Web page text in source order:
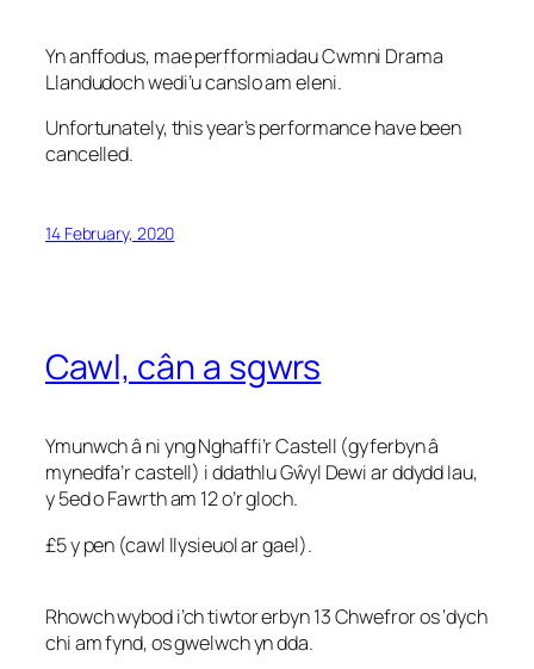
Yn anffodus, mae perfformiadau Cwmni Drama
Llandudoch wedi’u canslo am eleni.
Unfortunately, this year’s performance have been
cancelled.
14 February, 2020
Cawl, cân a sgwrs
Ymunwch â ni yng Nghaffi’r Castell (gyferbyn â
mynedfa’r castell) i ddathlu Gŵyl Dewi ar ddydd Iau,
y 5ed o Fawrth am 12 o’r gloch.
£5 y pen (cawl llysieuol ar gael).
Rhowch wybod i’ch tiwtor erbyn 13 Chwefror os ‘dych
chi am fynd, os gwelwch yn dda.